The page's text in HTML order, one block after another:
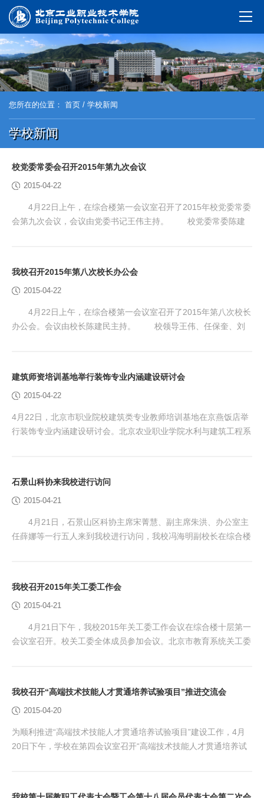
您所在的位置： 首页 / 学校新闻
学校新闻
校党委常委会召开2015年第九次会议
2015-04-22
4月22日上午，在综合楼第一会议室召开了2015年校党委常委
会第九次会议，会议由党委书记王伟主持。 校党委常委陈建
新建食堂中安装多联机空调的初步方案。 会议讨论并原则通
过了《干部人事档案专项审核工作方案》。 会...
我校召开2015年第八次校长办公会
2015-04-22
4月22日上午，在综合楼第一会议室召开了2015年第八次校长
办公会。会议由校长陈建民主持。 校领导王伟、任保奎、刘
高吕和列席了会议。 会议听取了高端技术技能人才贯通培养
项目推进情况汇报，并讨论了《贯通培养试验项目第一阶...
建筑师资培训基地举行装饰专业内涵建设研讨会
2015-04-22
4月22日，北京市职业院校建筑类专业教师培训基地在京燕饭店举
行装饰专业内涵建设研讨会。北京农业职业学院水利与建筑工程系
上，兄弟院校教研室主任分别介绍了本校建筑装饰专业建设整体情
况，阐述了各自的校企合作模式及专业特色与方向，并结合...
石景山科协来我校进行访问
2015-04-21
4月21日，石景山区科协主席宋菁慧、副主席朱洪、办公室主
任薛娜等一行五人来到我校进行访问，我校冯海明副校长在综合楼
绍；任凤国处长简要介绍了我校近几年取得的科研成果，就我校在
京西地区行业企业开展科研与技术服务的规划进行了阐述...
我校召开2015年关工委工作会
2015-04-21
4月21日下午，我校2015年关工委工作会议在综合楼十层第一
会议室召开。校关工委全体成员参加会议。北京市教育系统关工委
我校关工委在过去的一年里取得的成绩，特别指出了关工委在特邀
党建组织员、新生校情校史教育、党课教育、教...
我校召开“高端技术技能人才贯通培养试验项目”推进交流会
2015-04-20
为顺利推进“高端技术技能人才贯通培养试验项目”建设工作，4月
20日下午，学校在第四会议室召开“高端技术技能人才贯通培养试